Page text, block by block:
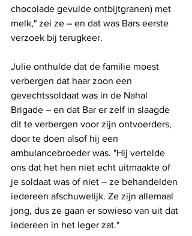
chocolade gevulde ontbijtgranen) met
melk," zei ze – en dat was Bars eerste
verzoek bij terugkeer.
Julie onthulde dat de familie moest
verbergen dat haar zoon een
gevechtssoldaat was in de Nahal
Brigade – en dat Bar er zelf in slaagde
dit te verbergen voor zijn ontvoerders,
door te doen alsof hij een
ambulancebroeder was. "Hij vertelde
ons dat het hen niet echt uitmaakte of
je soldaat was of niet – ze behandelden
iedereen afschuwelijk. Ze zijn allemaal
jong, dus ze gaan er sowieso van uit dat
iedereen in het leger zat."